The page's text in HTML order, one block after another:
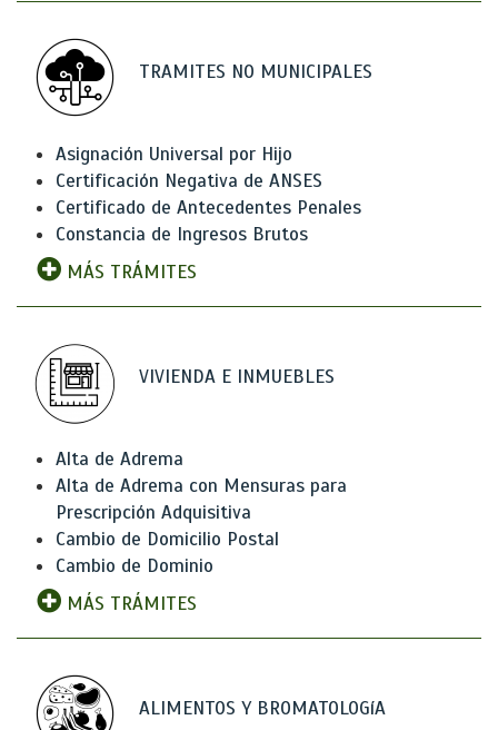
TRAMITES NO MUNICIPALES
Asignación Universal por Hijo
Certificación Negativa de ANSES
Certificado de Antecedentes Penales
Constancia de Ingresos Brutos
MÁS TRÁMITES
VIVIENDA E INMUEBLES
Alta de Adrema
Alta de Adrema con Mensuras para
Prescripción Adquisitiva
Cambio de Domicilio Postal
Cambio de Dominio
MÁS TRÁMITES
ALIMENTOS Y BROMATOLOGíA